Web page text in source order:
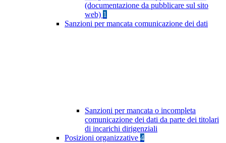
(documentazione da pubblicare sul sito
web) 1
Sanzioni per mancata comunicazione dei dati
Sanzioni per mancata o incompleta
comunicazione dei dati da parte dei titolari
di incarichi dirigenziali
Posizioni organizzative 4